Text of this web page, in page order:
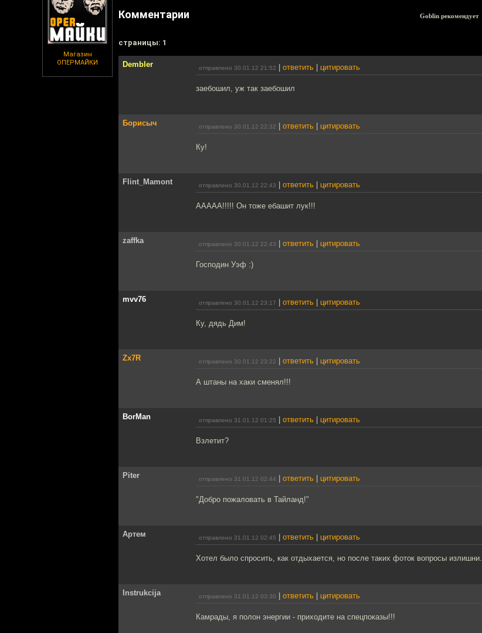
Магазин
ОПЕРМАЙКИ
Комментарии Goblin рекомендует
cтраницы: 1
Dembler отправлено 30.01.12 21:52 ответить цитировать
заебошил, уж так заебошил
Борисыч отправлено 30.01.12 22:32 ответить цитировать
Ку!
Flint_Mamont отправлено 30.01.12 22:43 ответить цитировать
ААААА!!!!! Он тоже ебашит лук!!!
zaffka отправлено 30.01.12 22:43 ответить цитировать
Господин Уэф :)
mvv76 отправлено 30.01.12 23:17 ответить цитировать
Ку, дядь Дим!
Zx7R отправлено 30.01.12 23:22 ответить цитировать
А штаны на хаки сменял!!!
BorMan отправлено 31.01.12 01:25 ответить цитировать
Взлетит?
Piter отправлено 31.01.12 02:44 ответить цитировать
"Добро пожаловать в Тайланд!"
Артем отправлено 31.01.12 02:45 ответить цитировать
Хотел было спросить, как отдыхается, но после таких фоток вопросы излишни.
Instrukcija отправлено 31.01.12 03:30 ответить цитировать
Камрады, я полон энергии - приходите на спецпоказы!!!